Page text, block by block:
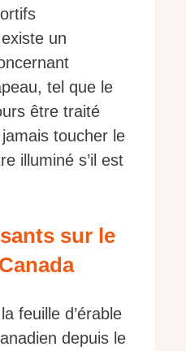
un
tel que le
être traité
toucher le
illuminé s’il est
sur le
feuille d’érable
depuis le